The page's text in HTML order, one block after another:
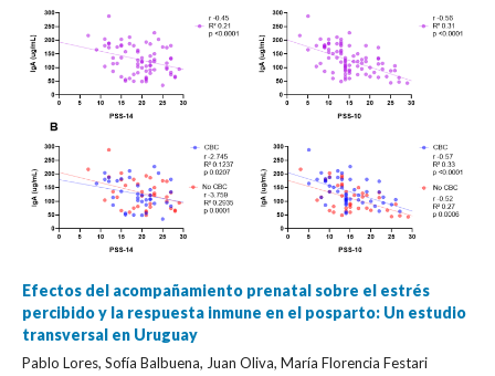
Efectos del acompañamiento prenatal sobre el estrés
percibido y la respuesta inmune en el posparto: Un estudio
transversal en Uruguay
Pablo Lores, Sofía Balbuena, Juan Oliva, María Florencia Festari